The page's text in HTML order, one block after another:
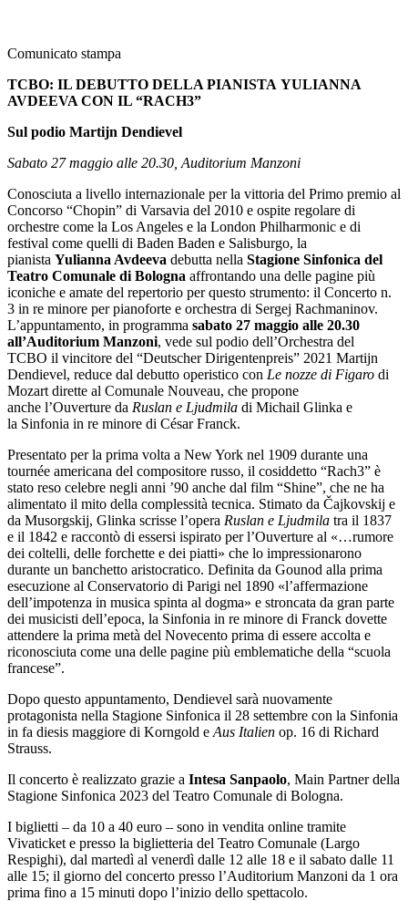
Comunicato stampa
TCBO: IL DEBUTTO DELLA PIANISTA YULIANNA
AVDEEVA CON IL “RACH3”
Sul podio Martijn Dendievel
Sabato 27 maggio alle 20.30, Auditorium Manzoni
Conosciuta a livello internazionale per la vittoria del Primo premio al
Concorso “Chopin” di Varsavia del 2010 e ospite regolare di
orchestre come la Los Angeles e la London Philharmonic e di
festival come quelli di Baden Baden e Salisburgo, la
pianista Yulianna Avdeeva debutta nella Stagione Sinfonica del
Teatro Comunale di Bologna affrontando una delle pagine più
iconiche e amate del repertorio per questo strumento: il Concerto n.
3 in re minore per pianoforte e orchestra di Sergej Rachmaninov.
L’appuntamento, in programma sabato 27 maggio alle 20.30
all’Auditorium Manzoni, vede sul podio dell’Orchestra del
TCBO il vincitore del “Deutscher Dirigentenpreis” 2021 Martijn
Dendievel, reduce dal debutto operistico con Le nozze di Figaro di
Mozart dirette al Comunale Nouveau, che propone
anche l’Ouverture da Ruslan e Ljudmila di Michail Glinka e
la Sinfonia in re minore di César Franck.
Presentato per la prima volta a New York nel 1909 durante una
tournée americana del compositore russo, il cosiddetto “Rach3” è
stato reso celebre negli anni ’90 anche dal film “Shine”, che ne ha
alimentato il mito della complessità tecnica. Stimato da Čajkovskij e
da Musorgskij, Glinka scrisse l’opera Ruslan e Ljudmila tra il 1837
e il 1842 e raccontò di essersi ispirato per l’Ouverture al «…rumore
dei coltelli, delle forchette e dei piatti» che lo impressionarono
durante un banchetto aristocratico. Definita da Gounod alla prima
esecuzione al Conservatorio di Parigi nel 1890 «l’affermazione
dell’impotenza in musica spinta al dogma» e stroncata da gran parte
dei musicisti dell’epoca, la Sinfonia in re minore di Franck dovette
attendere la prima metà del Novecento prima di essere accolta e
riconosciuta come una delle pagine più emblematiche della “scuola
francese”.
Dopo questo appuntamento, Dendievel sarà nuovamente
protagonista nella Stagione Sinfonica il 28 settembre con la Sinfonia
in fa diesis maggiore di Korngold e Aus Italien op. 16 di Richard
Strauss.
Il concerto è realizzato grazie a Intesa Sanpaolo, Main Partner della
Stagione Sinfonica 2023 del Teatro Comunale di Bologna.
I biglietti – da 10 a 40 euro – sono in vendita online tramite
Vivaticket e presso la biglietteria del Teatro Comunale (Largo
Respighi), dal martedì al venerdì dalle 12 alle 18 e il sabato dalle 11
alle 15; il giorno del concerto presso l’Auditorium Manzoni da 1 ora
prima fino a 15 minuti dopo l’inizio dello spettacolo.